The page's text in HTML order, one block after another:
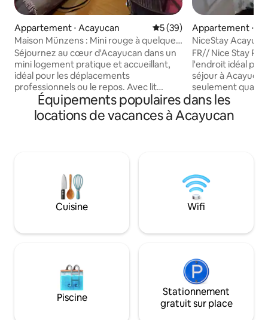
Appartement ⋅ Acayucan Évaluation moyenne sur la
5 (39)
Maison Münzens : Mini rouge à quelques
pas du palais/parc
Séjournez au cœur d'Acayucan dans un
mini logement pratique et accueillant,
idéal pour les déplacements
professionnels ou le repos. Avec lit
double, TV, climatisation, ventilateur et
espace équipé d'un mini-réfrigérateur,
d'une cafetière, d'une table et
d'être à proximité des commerces, des
restaurants et des transports, de
manière pratique et agréable -
INDISPENSABLE : SI VOUS SOUHAITEZ
RÉUNIONS, VEUILLEZ VOUS ABSTENIR
Appartement ⋅
NiceStay
FR// Nice Stay
l'endroit idéal
séjour à
seulement quatre
centre-ville
logement
dont vous avez
トです。 アカユ
わずか4ブロック
宿泊施設には、あ
ために必要なすべ
Bienvenid@ a los
¡estamos a tus
Équipements populaires dans les
locations de vacances à Acayucan
Cuisine Wifi
Piscine
Stationnement
gratuit sur place